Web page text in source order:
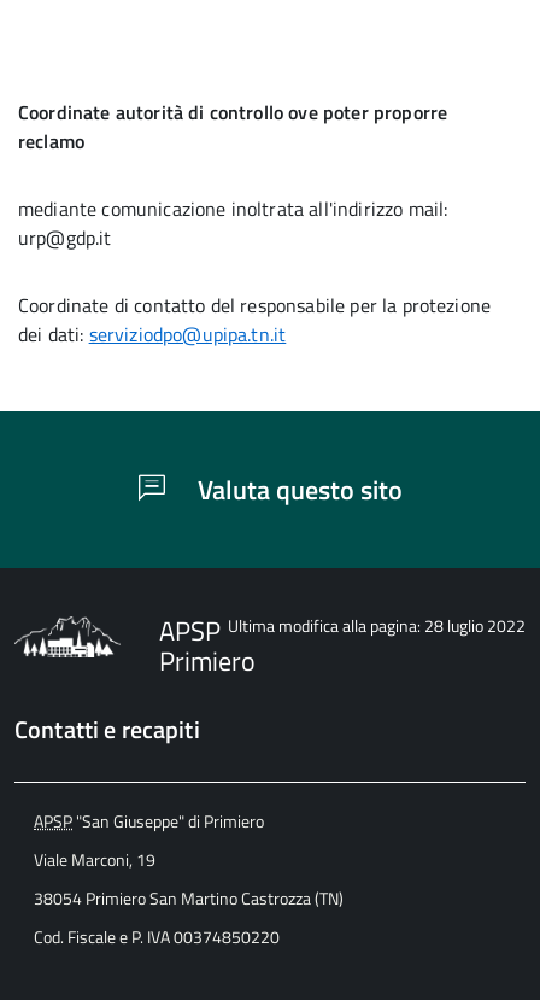
Coordinate autorità di controllo ove poter proporre
reclamo
mediante comunicazione inoltrata all'indirizzo mail:
urp@gdp.it
Coordinate di contatto del responsabile per la protezione
dei dati: serviziodpo@upipa.tn.it
Valuta questo sito
Ultima modifica alla pagina: 28 luglio 2022
APSP
Primiero
Contatti e recapiti
APSP"San Giuseppe" di Primiero
Viale Marconi, 19
38054 Primiero San Martino Castrozza (TN)
Cod. Fiscale e P. IVA 00374850220